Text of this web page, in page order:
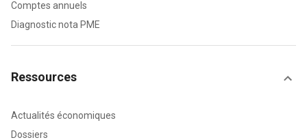
Comptes annuels
Diagnostic nota PME
Ressources
Actualités économiques
Dossiers